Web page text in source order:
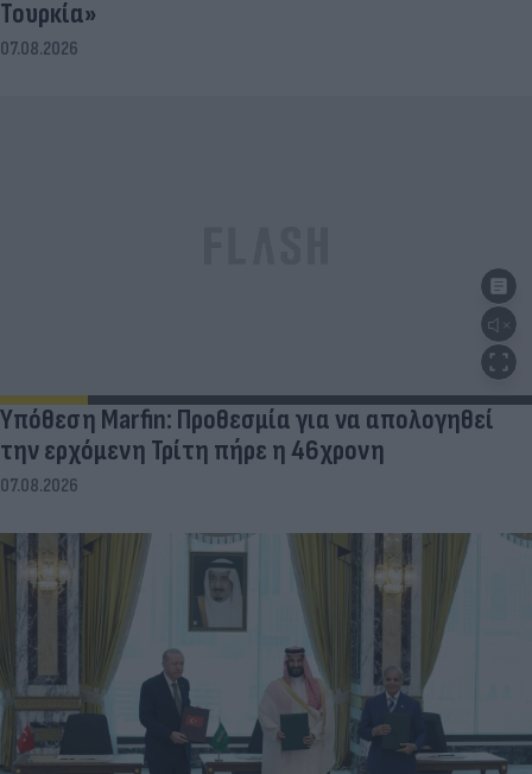
Τουρκία»
07.08.2026
Υπόθεση Marfin: Προθεσμία για να απολογηθεί
την ερχόμενη Τρίτη πήρε η 46χρονη
07.08.2026